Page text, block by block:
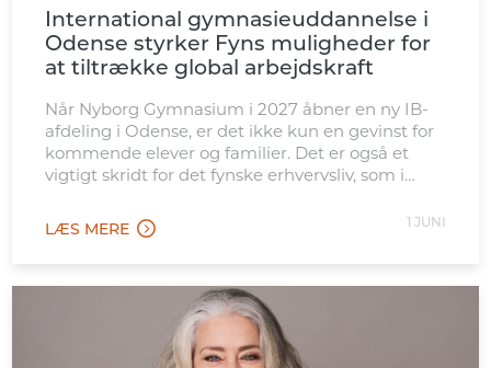
International gymnasieuddannelse i
Odense styrker Fyns muligheder for
at tiltrække global arbejdskraft
Når Nyborg Gymnasium i 2027 åbner en ny IB-
afdeling i Odense, er det ikke kun en gevinst for
kommende elever og familier. Det er også et
vigtigt skridt for det fynske erhvervsliv, som i
kvalificeret arbejdskraft. Den nye afdeling
placeres tæt ved Odense Banegård, hvilket gør
LÆS MERE 1 JUNI